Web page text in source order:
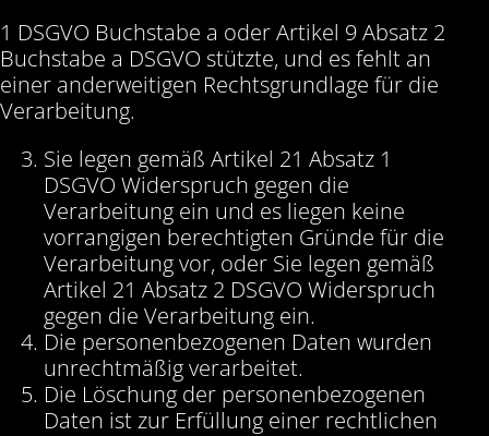
1 DSGVO Buchstabe a oder Artikel 9 Absatz 2
Buchstabe a DSGVO stützte, und es fehlt an
einer anderweitigen Rechtsgrundlage für die
Verarbeitung.
Sie legen gemäß Artikel 21 Absatz 1
DSGVO Widerspruch gegen die
Verarbeitung ein und es liegen keine
vorrangigen berechtigten Gründe für die
Verarbeitung vor, oder Sie legen gemäß
Artikel 21 Absatz 2 DSGVO Widerspruch
gegen die Verarbeitung ein.
Die personenbezogenen Daten wurden
unrechtmäßig verarbeitet.
Die Löschung der personenbezogenen
Daten ist zur Erfüllung einer rechtlichen